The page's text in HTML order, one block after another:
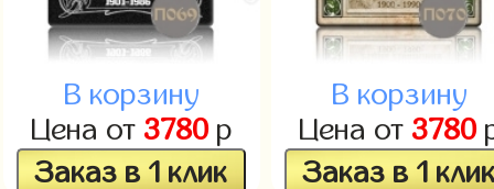
В корзину
Цена от 3780р
Заказ в 1 клик
В корзину
Цена от 3780
Заказ в 1